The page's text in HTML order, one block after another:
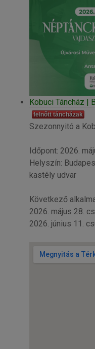
Kobuci Táncház |
felnőtt táncházak
Szezonnyitó a
Időpont: 2026.
Helyszín:
kastély udvar
Következő
2026. május 28.
2026. június 11.